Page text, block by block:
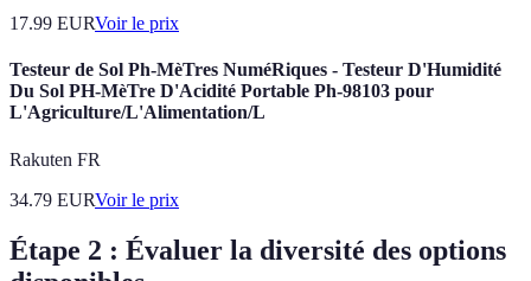
17.99 EURVoir le prix
Testeur de Sol Ph-MèTres NuméRiques - Testeur D'Humidité
Du Sol PH-MèTre D'Acidité Portable Ph-98103 pour
L'Agriculture/L'Alimentation/L
Rakuten FR
34.79 EURVoir le prix
Étape 2 : Évaluer la diversité des options